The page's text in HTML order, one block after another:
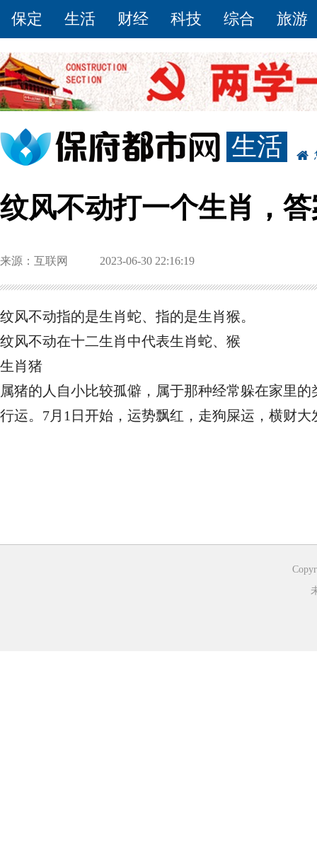
保定 生活 财经 科技 综合 旅游
生活
纹风不动打一个生肖，
来源：互联网 2023-06-30 22:16:19
纹风不动指的是生肖蛇、指的是生肖猴。
纹风不动在十二生肖中代表生肖蛇、猴
生肖猪
属猪的人自小比较孤僻，属于那种经常躲在家里
行运。7月1日开始，运势飘红，走狗屎运，横财